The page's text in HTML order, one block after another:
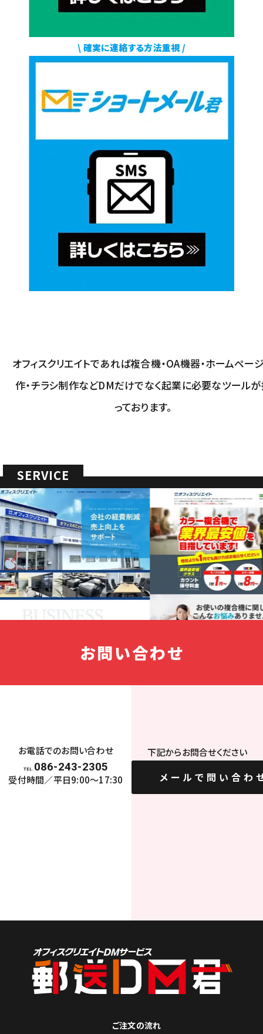
\ 確実に連絡する方法重視 /
オフィスクリエイトであれば複合機・OA機器・ホームペー
作・チラシ制作などDMだけでなく起業に必要なツール
っております。
SERVICE
お問い合わせ
お電話でのお問い合わせ
TEL. 086-243-2305
受付時間／平日9:00〜17:30
下記からお問合せください
メールで問い合わ
ご注文の流れ